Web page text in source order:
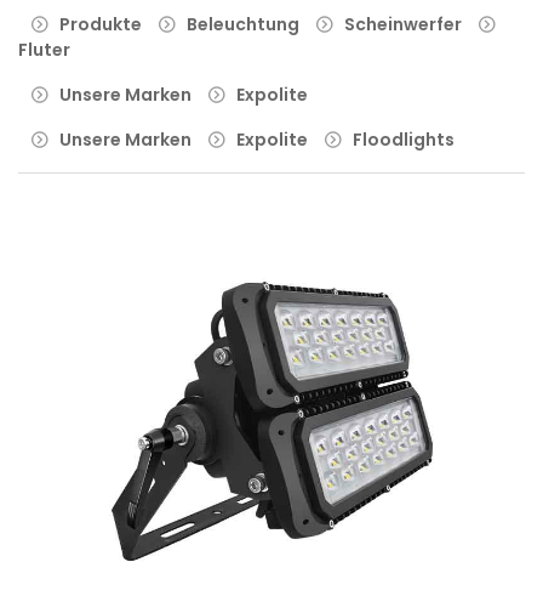
Produkte
Beleuchtung
Scheinwerfer
Fluter
Unsere Marken
Expolite
Unsere Marken
Expolite Floodlights